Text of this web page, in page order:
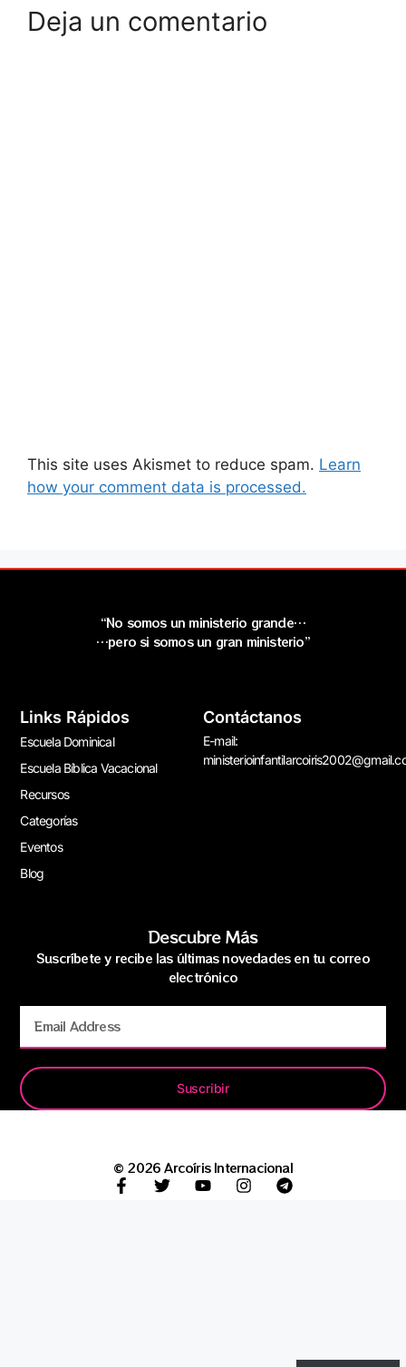
Deja un comentario
This site uses Akismet to reduce spam. Learn
how your comment data is processed.
“No somos un ministerio grande…
…pero si somos un gran ministerio”
Links Rápidos
Escuela Dominical
Escuela Bíblica Vacacional
Recursos
Categorías
Eventos
Blog
Contáctanos
E-mail:
Descubre Más
Suscríbete y recibe las últimas novedades en tu correo
electrónico
Suscribir
© 2026 Arcoíris Internacional